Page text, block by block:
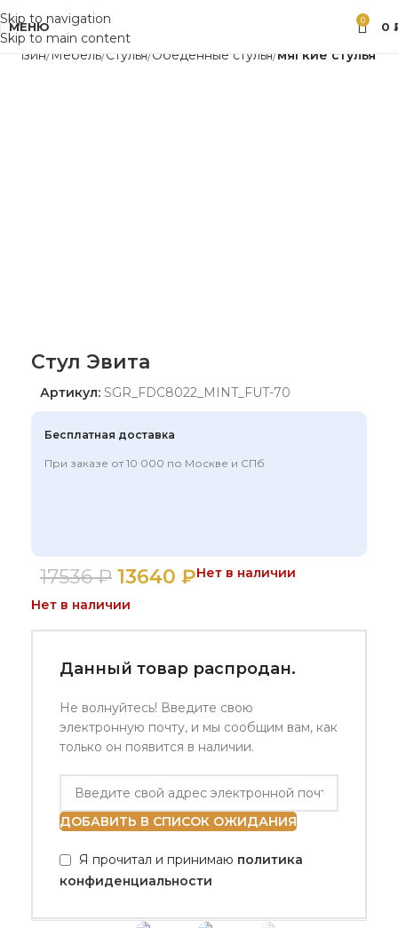
Skip to navigation
Skip to main content
МЕНЮ 0 0
Мебель Стулья Обеденные стулья мягкие стулья
Стул Эвита
Артикул: SGR_FDC8022_MINT_FUT-70
Бесплатная доставка
При заказе от 10 000 по Москве и СПб
17536₽ 13640 ₽Нет в наличии
Нет в наличии
Данный товар распродан.
Не волнуйтесь! Введите свою
электронную почту, и мы сообщим вам, как
только он появится в наличии.
ДОБАВИТЬ В СПИСОК ОЖИДАНИЯ
Я прочитал и принимаю политика
конфиденциальности